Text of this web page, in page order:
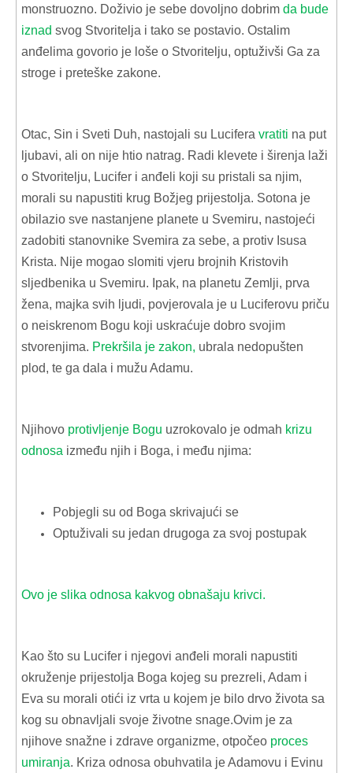
monstruozno. Doživio je sebe dovoljno dobrim da bude
iznad svog Stvoritelja i tako se postavio. Ostalim
anđelima govorio je loše o Stvoritelju, optuživši Ga za
stroge i preteške zakone.
Otac, Sin i Sveti Duh, nastojali su Lucifera vratiti na put
ljubavi, ali on nije htio natrag. Radi klevete i širenja laži
o Stvoritelju, Lucifer i anđeli koji su pristali sa njim,
morali su napustiti krug Božjeg prijestolja. Sotona je
obilazio sve nastanjene planete u Svemiru, nastojeći
zadobiti stanovnike Svemira za sebe, a protiv Isusa
Krista. Nije mogao slomiti vjeru brojnih Kristovih
sljedbenika u Svemiru. Ipak, na planetu Zemlji, prva
žena, majka svih ljudi, povjerovala je u Luciferovu priču
o neiskrenom Bogu koji uskraćuje dobro svojim
stvorenjima. Prekršila je zakon, ubrala nedopušten
plod, te ga dala i mužu Adamu.
Njihovo protivljenje Bogu uzrokovalo je odmah krizu
odnosa između njih i Boga, i među njima:
Pobjegli su od Boga skrivajući se
Optuživali su jedan drugoga za svoj postupak
Ovo je slika odnosa kakvog obnašaju krivci.
Kao što su Lucifer i njegovi anđeli morali napustiti
okruženje prijestolja Boga kojeg su prezreli, Adam i
Eva su morali otići iz vrta u kojem je bilo drvo života sa
kog su obnavljali svoje životne snage.Ovim je za
njihove snažne i zdrave organizme, otpočeo proces
umiranja. Kriza odnosa obuhvatila je Adamovu i Evinu